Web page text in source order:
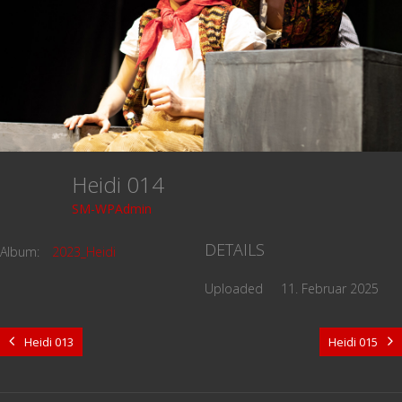
Heidi 014
SM-WPAdmin
Album: 2023_Heidi DETAILS
Uploaded 11. Februar 2025
Heidi 013 Heidi 015